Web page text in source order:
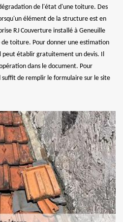
de l'état d'une toiture. Des
élément de la structure est en
RJ Couverture installé à Geneuille
toiture. Pour donner une estimation
peut établir gratuitement un devis. Il
dans le document. Pour
suffit de remplir le formulaire sur le site